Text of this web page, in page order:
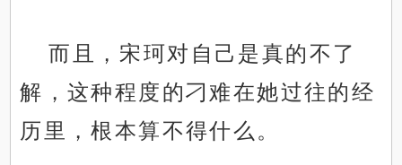
而且，宋珂对自己是真的不了
解，这种程度的刁难在她过往的经
历里，根本算不得什么。